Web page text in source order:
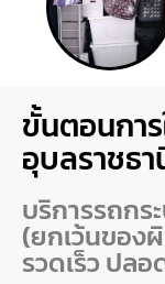
ขั้นตอนการ
อุบลราชธา
บริการรถกร
(ยกเว้นขอ
รวดเร็ว ปล